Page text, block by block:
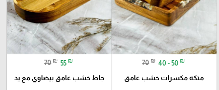
70 ₪ 40 - 50 ₪
متكة مكسرات خشب غامق
70 ₪ 55 ₪
جاط خشب غامق بيضاوي مع يد